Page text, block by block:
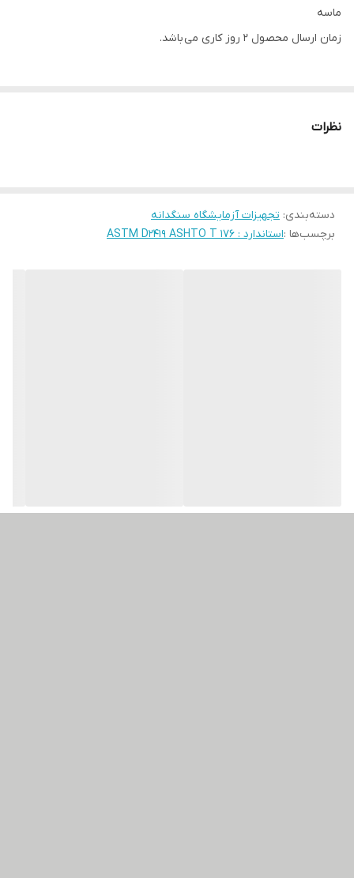
ماسه
زمان ارسال محصول 2 روز کاری می باشد.
نظرات
دسته‌بندی: تجهیزات آزمایشگاه سنگدانه
برچسب‌ها :استاندارد : ASTM D2419 ASHTO T 176